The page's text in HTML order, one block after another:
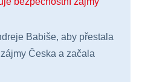
Babiše, aby přestala
Česka a začala